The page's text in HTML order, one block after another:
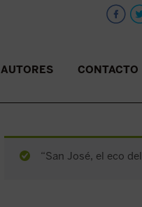
AUTORES CONTACTO
“San José, el eco